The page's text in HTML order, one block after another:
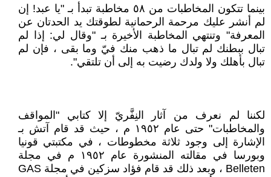
بينما تتكون المخاطبات من ٥٨ مخاطبة تبدأ بـ "يا عبد! إن
لم أنشر عليك مرحمة الرحمانية لطوقتك يد الحدتان عن
المعرفة" وتنتهي المخاطبة الأخيرة بـ "وقال لي: إذا لم
تبال ببطنك لم تبال ما ذهب منك فيّ وما بقى ، فإن لم
تبال بأهلك ولا ولدك رضيت به إلى أن تلتقي".
لكننا لم نعرف من آثار النِفَّريّ إلا كتابي "المواقف
والمخاطبات" حتى عام ١٩٥٢ م ، حيث قد قام آتش بـ
الإشارة إلى وجود ثلاثة مخطوطات ، في مكتبتي قونيا
وبورسا في مقالته المنشورة عام ١٩٥٢ م في مجلة
Belleten ، وبعد ذلك قد قام فؤاد سزكين في مجلة GAS